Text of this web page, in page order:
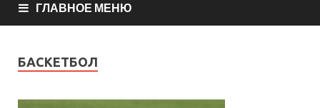
ГЛАВНОЕ МЕНЮ
БАСКЕТБОЛ